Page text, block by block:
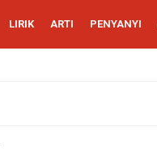
LIRIK ARTI PENYANYI